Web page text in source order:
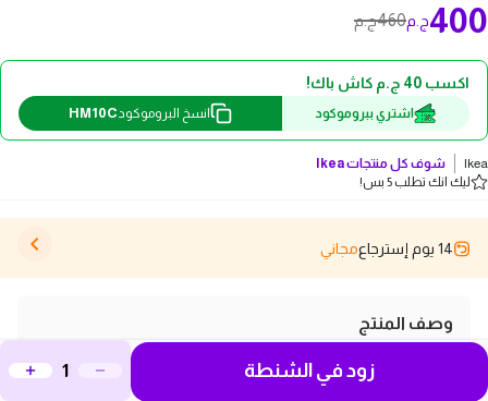
460ج.م 400ج.م
اكسب 40 ج.م كاش باك!
اشتري ببروموكود انسخ البروموكود HM10C
Ikea شوف كل منتجاتIkea
ليك انك تطلب 5 بس!
14 يوم إسترجاع مجاني
وصف المنتج
استمتع بتنظيف أواني المطبخ بطريقة أنيقة مع مجموعة
فوطة الأطباق القطنية من ايكيا! تأتي هذه المجموعة الرائعة
زود في الشنطة